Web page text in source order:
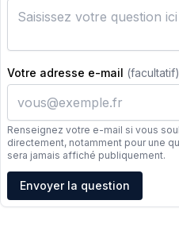
Votre adresse e-mail (facultatif)
Renseignez votre e-mail si vous
directement, notamment pour une
sera jamais affiché publiquement.
Adresse e-mail
Envoyer la question